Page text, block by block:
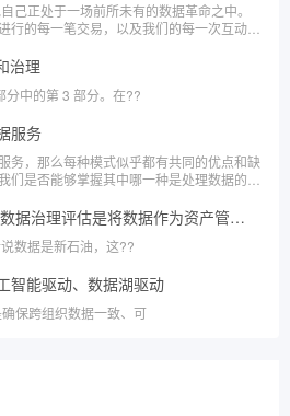
己正处于一场前所未有的数据革命之中。
的每一笔交易，以及我们的每一次互动都
治理
分中的第 3 部分。在??
服务
务，那么每种模式似乎都有共同的优点和缺
们是否能够掌握其中哪一种是处理数据的最
数据要素|数据价值模型与数据治理评估是将数据作为资产管理的重要方法
数据是新石油，这??
智能驱动、数据湖驱动
保跨组织数据一致、可